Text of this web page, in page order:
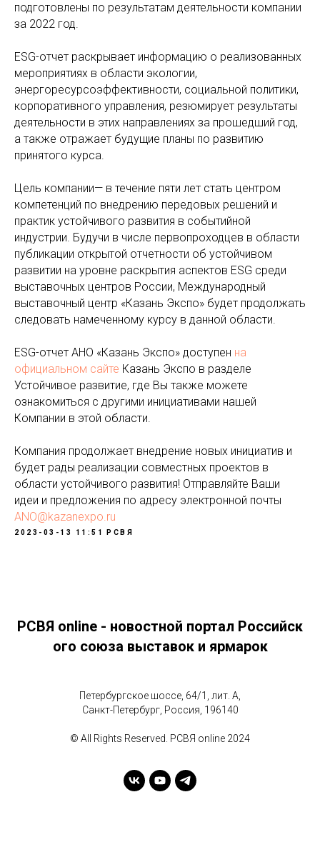
подготовлены по результатам деятельности компании
за 2022 год.
ESG-отчет раскрывает информацию о реализованных
мероприятиях в области экологии,
энергоресурсоэффективности, социальной политики,
корпоративного управления, резюмирует результаты
деятельности в этих направлениях за прошедший год,
а также отражает будущие планы по развитию
принятого курса.
Цель компании— в течение пяти лет стать центром
компетенций по внедрению передовых решений и
практик устойчивого развития в событийной
индустрии. Будучи в числе первопроходцев в области
публикации открытой отчетности об устойчивом
развитии на уровне раскрытия аспектов ESG среди
выставочных центров России, Международный
выставочный центр «Казань Экспо» будет продолжать
следовать намеченному курсу в данной области.
ESG-отчет АНО «Казань Экспо» доступен на
официальном сайте Казань Экспо в разделе
Устойчивое развитие, где Вы также можете
ознакомиться с другими инициативами нашей
Компании в этой области.
Компания продолжает внедрение новых инициатив и
будет рады реализации совместных проектов в
области устойчивого развития! Отправляйте Ваши
идеи и предложения по адресу электронной почты
ANO@kazanexpo.ru
2023-03-13 11:51 РСВЯ
РСВЯ online - новостной портал Российск
ого союза выставок и ярмарок
Петербургское шоссе, 64/1, лит. А,
Санкт-Петербург, Россия, 196140
© All Rights Reserved. РСВЯ online 2024